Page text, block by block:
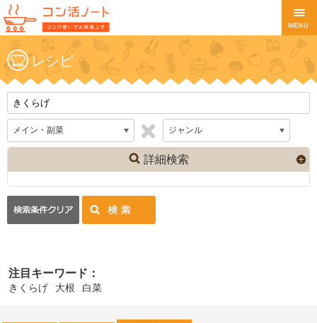
レシピ
詳細検索
注目キーワード：
きくらげ 大根 白菜